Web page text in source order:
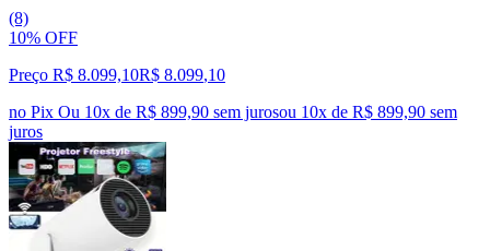
(8)
10% OFF
Preço R$ 8.099,10R$ 8.099,10
no Pix Ou 10x de R$ 899,90 sem jurosou 10x de R$ 899,90 sem
juros